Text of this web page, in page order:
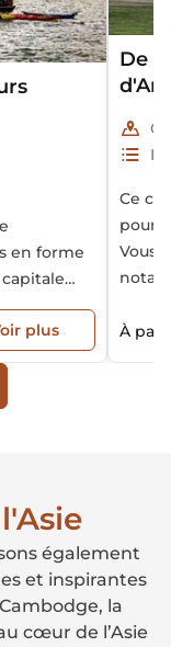
en forme
et
les
vous
Hué et la
plus
De
Ce
pour
Vous
À
également
et inspirantes
la
cœur de l’Asie